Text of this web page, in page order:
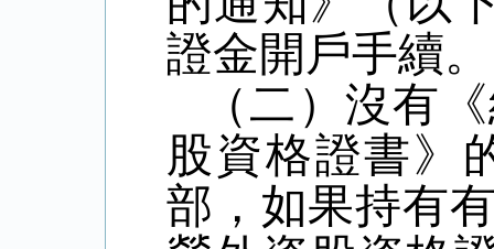
證金開戶手續。
（二）沒有
股資格證書》
部，如果持有